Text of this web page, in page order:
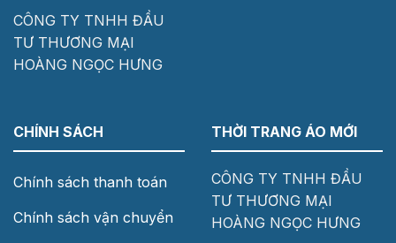
CÔNG TY TNHH ĐẦU
TƯ THƯƠNG MẠI
HOÀNG NGỌC HƯNG
CHÍNH SÁCH
Chính sách thanh toán
Chính sách vận chuyển
THỜI TRANG ÁO MỚI
CÔNG TY TNHH ĐẦU
TƯ THƯƠNG MẠI
HOÀNG NGỌC HƯNG